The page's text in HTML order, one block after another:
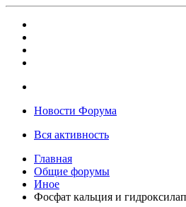
Новости Форума
Вся активность
Главная
Общие форумы
Иное
Фосфат кальция и